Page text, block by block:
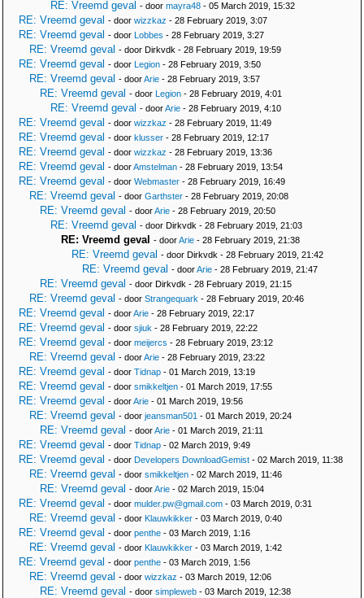
RE: Vreemd geval - door mayra48 - 05 March 2019, 15:32
RE: Vreemd geval - door wizzkaz - 28 February 2019, 3:07
RE: Vreemd geval - door Lobbes - 28 February 2019, 3:27
RE: Vreemd geval - door Dirkvdk - 28 February 2019, 19:59
RE: Vreemd geval - door Legion - 28 February 2019, 3:50
RE: Vreemd geval - doorArie - 28 February 2019, 3:57
RE: Vreemd geval - door Legion - 28 February 2019, 4:01
RE: Vreemd geval - doorArie - 28 February 2019, 4:10
RE: Vreemd geval - door wizzkaz - 28 February 2019, 11:49
RE: Vreemd geval - door klusser - 28 February 2019, 12:17
RE: Vreemd geval - door wizzkaz - 28 February 2019, 13:36
RE: Vreemd geval - doorAmstelman - 28 February 2019, 13:54
RE: Vreemd geval - door Webmaster - 28 February 2019, 16:49
RE: Vreemd geval - door Garthster - 28 February 2019, 20:08
RE: Vreemd geval - doorArie - 28 February 2019, 20:50
RE: Vreemd geval - door Dirkvdk - 28 February 2019, 21:03
RE: Vreemd geval - doorArie - 28 February 2019, 21:38
RE: Vreemd geval - door Dirkvdk - 28 February 2019, 21:42
RE: Vreemd geval - doorArie - 28 February 2019, 21:47
RE: Vreemd geval - door Dirkvdk - 28 February 2019, 21:15
RE: Vreemd geval - door Strangequark - 28 February 2019, 20:46
RE: Vreemd geval - doorArie - 28 February 2019, 22:17
RE: Vreemd geval - door sjiuk - 28 February 2019, 22:22
RE: Vreemd geval - door meijercs - 28 February 2019, 23:12
RE: Vreemd geval - doorArie - 28 February 2019, 23:22
RE: Vreemd geval - door Tidnap - 01 March 2019, 13:19
RE: Vreemd geval - door smikkeltjen - 01 March 2019, 17:55
RE: Vreemd geval - doorArie - 01 March 2019, 19:56
RE: Vreemd geval - door jeansman501 - 01 March 2019, 20:24
RE: Vreemd geval - doorArie - 01 March 2019, 21:11
RE: Vreemd geval - door Tidnap - 02 March 2019, 9:49
RE: Vreemd geval - door Developers DownloadGemist - 02 March 2019, 11:38
RE: Vreemd geval - door smikkeltjen - 02 March 2019, 11:46
RE: Vreemd geval - doorArie - 02 March 2019, 15:04
RE: Vreemd geval - door mulder.pw@gmail.com - 03 March 2019, 0:31
RE: Vreemd geval - door Klauwkikker - 03 March 2019, 0:40
RE: Vreemd geval - door penthe - 03 March 2019, 1:16
RE: Vreemd geval - door Klauwkikker - 03 March 2019, 1:42
RE: Vreemd geval - door penthe - 03 March 2019, 1:56
RE: Vreemd geval - door wizzkaz - 03 March 2019, 12:06
RE: Vreemd geval - door simpleweb - 03 March 2019, 12:38